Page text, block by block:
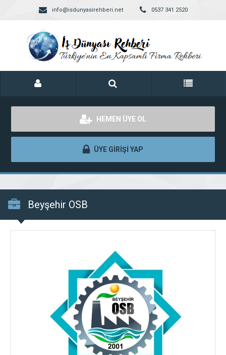
info@isdunyasirehberi.net 0537 341 2520
HEMEN ÜYE OL
ÜYE GİRİŞİ YAP
Beyşehir OSB